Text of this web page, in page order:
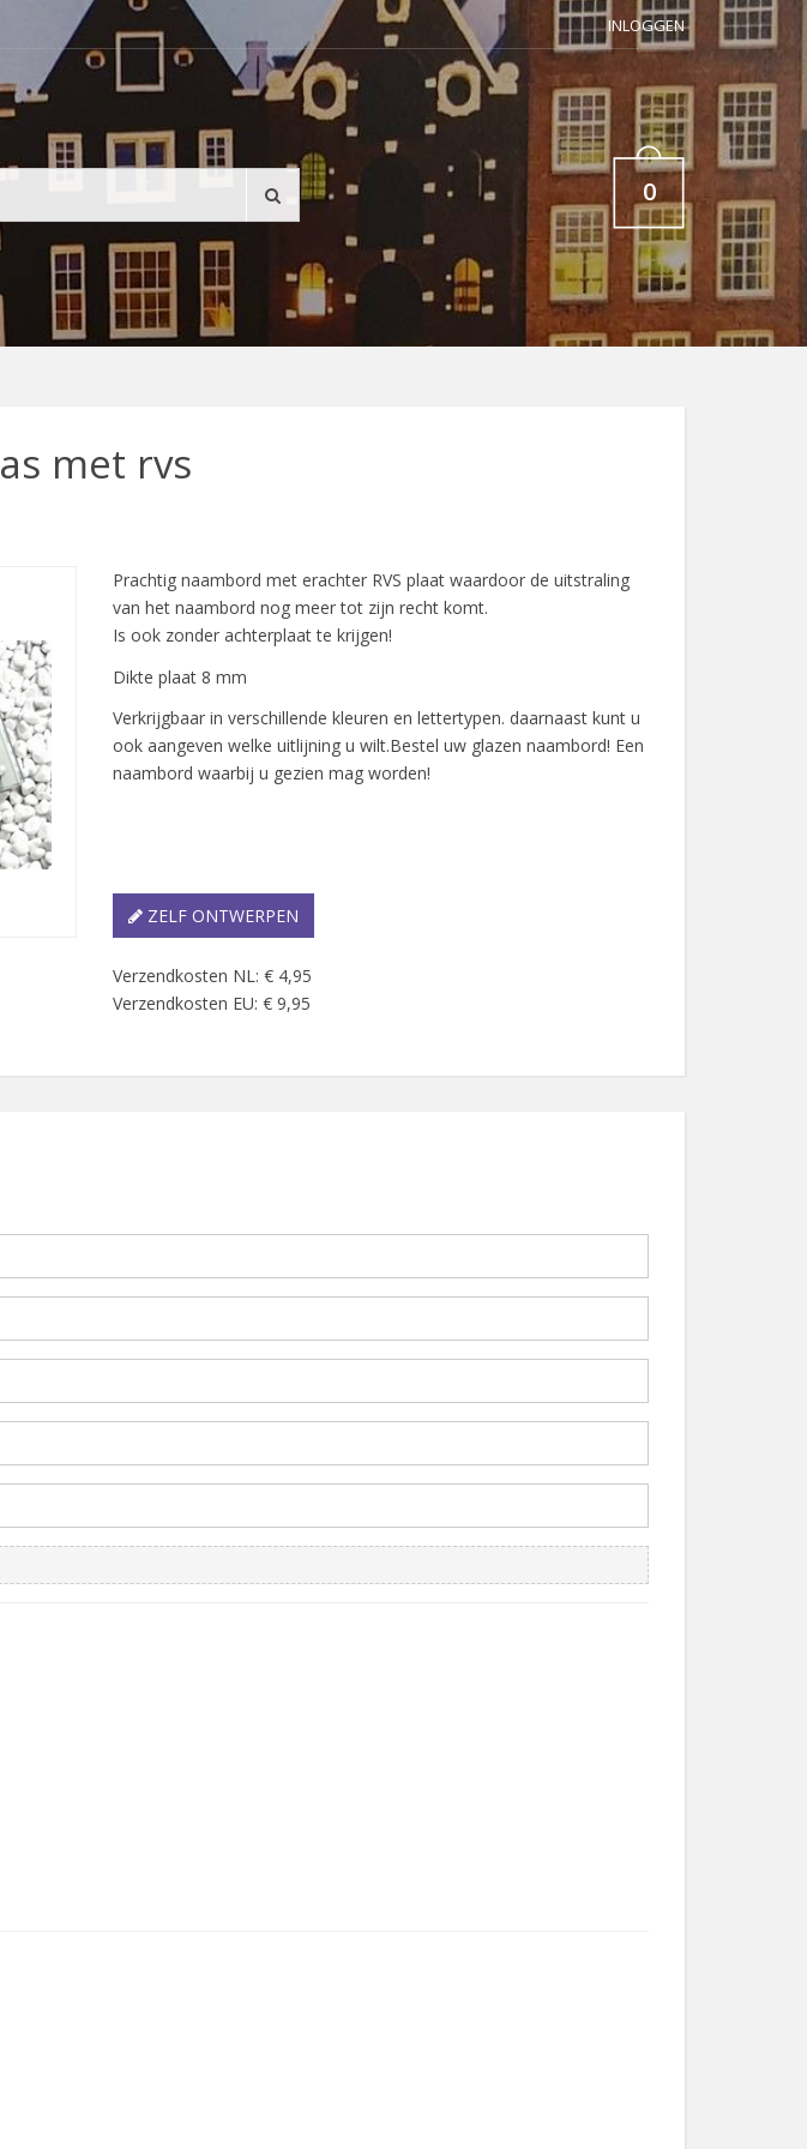
INLOGGEN
0
met rvs
Prachtig naambord met erachter RVS plaat waardoor de uitstraling
van het naambord nog meer tot zijn recht komt.
Is ook zonder achterplaat te krijgen!
Dikte plaat 8 mm
Verkrijgbaar in verschillende kleuren en lettertypen. daarnaast kunt u
ook aangeven welke uitlijning u wilt.Bestel uw glazen naambord! Een
naambord waarbij u gezien mag worden!
ZELF ONTWERPEN
Verzendkosten NL: € 4,95
Verzendkosten EU: € 9,95